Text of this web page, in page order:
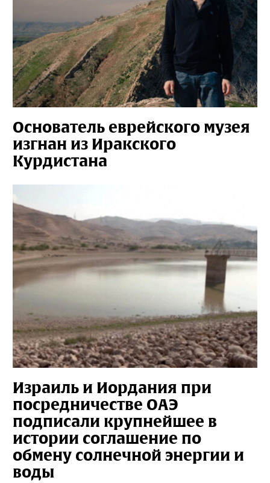
Основатель еврейского музея
изгнан из Иракского
Курдистана
Израиль и Иордания при
посредничестве ОАЭ
подписали крупнейшее в
истории соглашение по
обмену солнечной энергии и
воды